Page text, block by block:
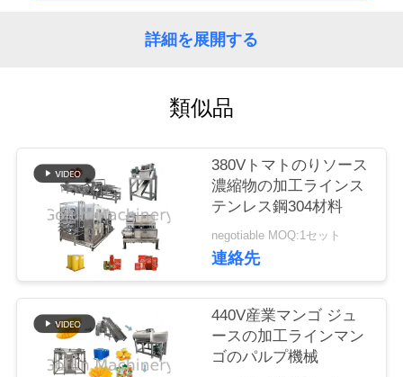
行
詳細を展開する
類似品
380Vトマトのりソース
濃縮物の加工ラインス
テンレス鋼304材料
negotiable MOQ:1セット
連絡先
440V産業マンゴ ジュ
ースの加工ラインマン
ゴのパルプ機械